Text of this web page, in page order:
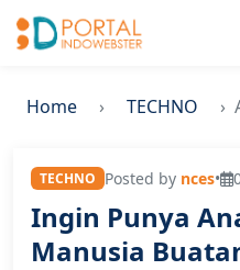
Home TECHNO
TECHNO Posted by nces•
Ingin Punya
Manusia